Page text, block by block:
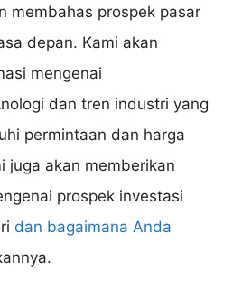
membahas prospek pasar
depan. Kami akan
mengenai
dan tren industri yang
permintaan dan harga
juga akan memberikan
prospek investasi
dan bagaimana Anda